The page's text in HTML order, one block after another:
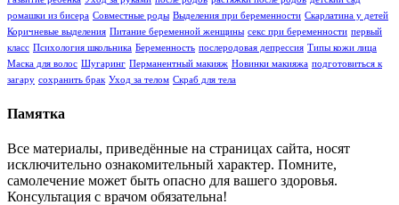
ромашки из бисера Совместные роды Выделения при беременности Скарлатина у детей
Коричневые выделения Питание беременной женщины секс при беременности первый
класс Психология школьника Беременность послеродовая депрессия Типы кожи лица
Маска для волос Шугаринг Перманентный макияж Новинки макияжа подготовиться к
загару сохранить брак Уход за телом Скраб для тела
Памятка
Все материалы, приведённые на страницах сайта, носят
исключительно ознакомительный характер. Помните,
самолечение может быть опасно для вашего здоровья.
Консультация с врачом обязательна!